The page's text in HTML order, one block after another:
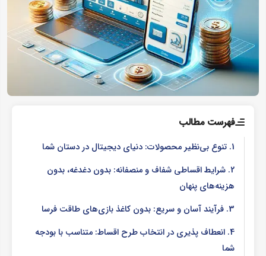
فهرست مطالب
1. تنوع بی‌نظیر محصولات: دنیای دیجیتال در دستان شما
2. شرایط اقساطی شفاف و منصفانه: بدون دغدغه، بدون
هزینه‌های پنهان
3. فرآیند آسان و سریع: بدون کاغذ بازی‌های طاقت ‌فرسا
4. انعطاف‌ پذیری در انتخاب طرح اقساط: متناسب با بودجه
شما